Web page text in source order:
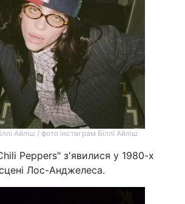
Айліш / фото інстаграм Біллі Айліш
Peppers" з'явилися у 1980-х
Лос-Анджелеса.